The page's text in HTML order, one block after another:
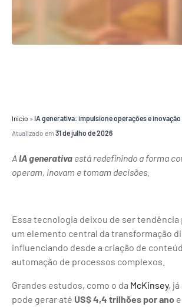
Início »IA generativa: impulsione operações e
Atualizado em 31 de julho de 2026
AIA generativa está redefinindo a forma
operam, inovam e tomam decisões.
Essa tecnologia deixou de ser tendência
um elemento central da transformação
influenciando desde a criação de
automação de processos complexos.
Grandes estudos, como o da McKinsey,
pode gerar até US$ 4,4 trilhões por ano